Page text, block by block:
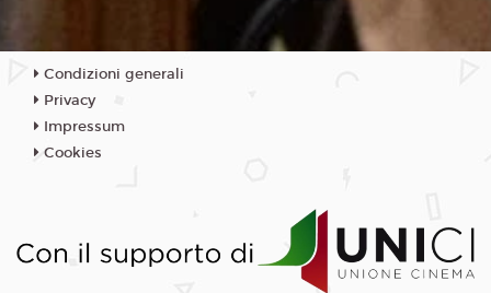
Condizioni generali
Privacy
Impressum
Cookies